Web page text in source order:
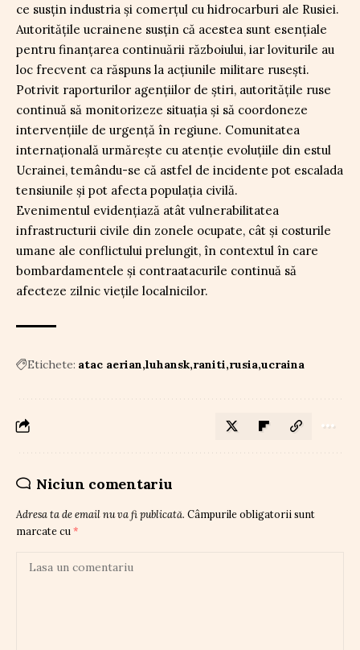
ce susțin industria și comerțul cu hidrocarburi ale Rusiei.
Autoritățile ucrainene susțin că acestea sunt esențiale
pentru finanțarea continuării războiului, iar loviturile au
loc frecvent ca răspuns la acțiunile militare rusești.
Potrivit raporturilor agențiilor de știri, autoritățile ruse
continuă să monitorizeze situația și să coordoneze
intervențiile de urgență în regiune. Comunitatea
internațională urmărește cu atenție evoluțiile din estul
Ucrainei, temându-se că astfel de incidente pot escalada
tensiunile și pot afecta populația civilă.
Evenimentul evidențiază atât vulnerabilitatea
infrastructurii civile din zonele ocupate, cât și costurile
umane ale conflictului prelungit, în contextul în care
bombardamentele și contraatacurile continuă să
afecteze zilnic viețile localnicilor.
Etichete: atac aerian luhansk raniti rusia ucraina
Niciun comentariu
Adresa ta de email nu va fi publicată. Câmpurile obligatorii sunt
marcate cu *